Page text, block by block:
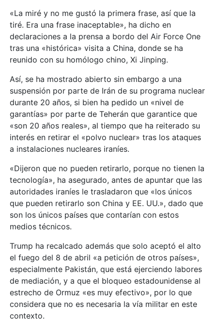
«La miré y no me gustó la primera frase, así que la
tiré. Era una frase inaceptable», ha dicho en
declaraciones a la prensa a bordo del Air Force One
tras una «histórica» visita a China, donde se ha
reunido con su homólogo chino, Xi Jinping.
Así, se ha mostrado abierto sin embargo a una
suspensión por parte de Irán de su programa nuclear
durante 20 años, si bien ha pedido un «nivel de
garantías» por parte de Teherán que garantice que
«son 20 años reales», al tiempo que ha reiterado su
interés en retirar el «polvo nuclear» tras los ataques
a instalaciones nucleares iraníes.
«Dijeron que no pueden retirarlo, porque no tienen la
tecnología», ha asegurado, antes de apuntar que las
autoridades iraníes le trasladaron que «los únicos
que pueden retirarlo son China y EE. UU.», dado que
son los únicos países que contarían con estos
medios técnicos.
Trump ha recalcado además que solo aceptó el alto
el fuego del 8 de abril «a petición de otros países»,
especialmente Pakistán, que está ejerciendo labores
de mediación, y a que el bloqueo estadounidense al
estrecho de Ormuz «es muy efectivo», por lo que
considera que no es necesaria la vía militar en este
contexto.